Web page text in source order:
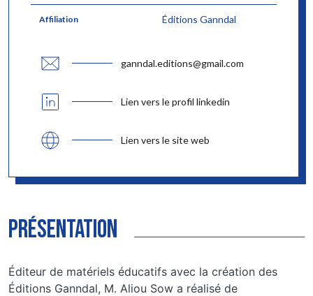
Affiliation Éditions Ganndal
ganndal.editions@gmail.com
Lien vers le profil linkedin
Lien vers le site web
présentation
Éditeur de matériels éducatifs avec la création des
Éditions Ganndal, M. Aliou Sow a réalisé de